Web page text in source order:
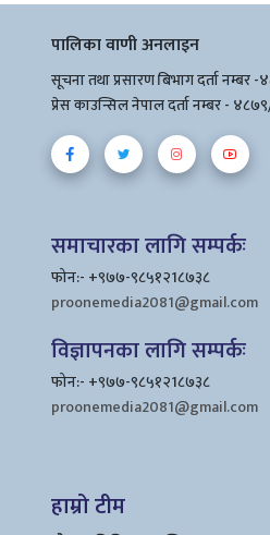
पालिका वाणी अनलाइन
सूचना तथा प्रसारण बिभाग दर्ता
प्रेस काउन्सिल नेपाल दर्ता नम्बर -
समाचारका लागि सम्पर्कः
फोन:- +९७७-९८५१२1८७३८
proonemedia2081@gmail.com
विज्ञापनका लागि सम्पर्कः
फोन:- +९७७-९८५१२1८७३८
proonemedia2081@gmail.com
हाम्रो टीम